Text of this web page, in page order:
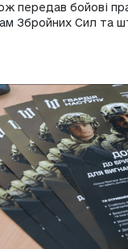
передав бойові
Збройних Сил та